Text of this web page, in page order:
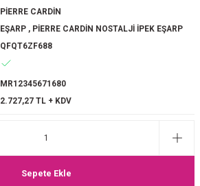
PİERRE CARDİN
EŞARP , PİERRE CARDİN NOSTALJİ İPEK EŞARP
QFQT6ZF688
MR12345671680
2.727,27 TL + KDV
Sepete Ekle